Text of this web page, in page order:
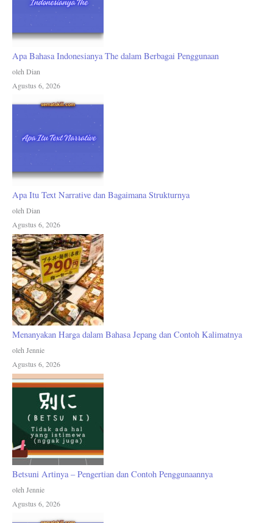
Apa Bahasa Indonesianya The dalam Berbagai Penggunaan
oleh Dian
Agustus 6, 2026
Apa Itu Text Narrative dan Bagaimana Strukturnya
oleh Dian
Agustus 6, 2026
Menanyakan Harga dalam Bahasa Jepang dan Contoh Kalimatnya
oleh Jennie
Agustus 6, 2026
Betsuni Artinya – Pengertian dan Contoh Penggunaannya
oleh Jennie
Agustus 6, 2026